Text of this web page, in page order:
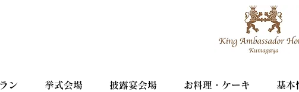
ン 挙式会場 披露宴会場 お料理・ケーキ 基本